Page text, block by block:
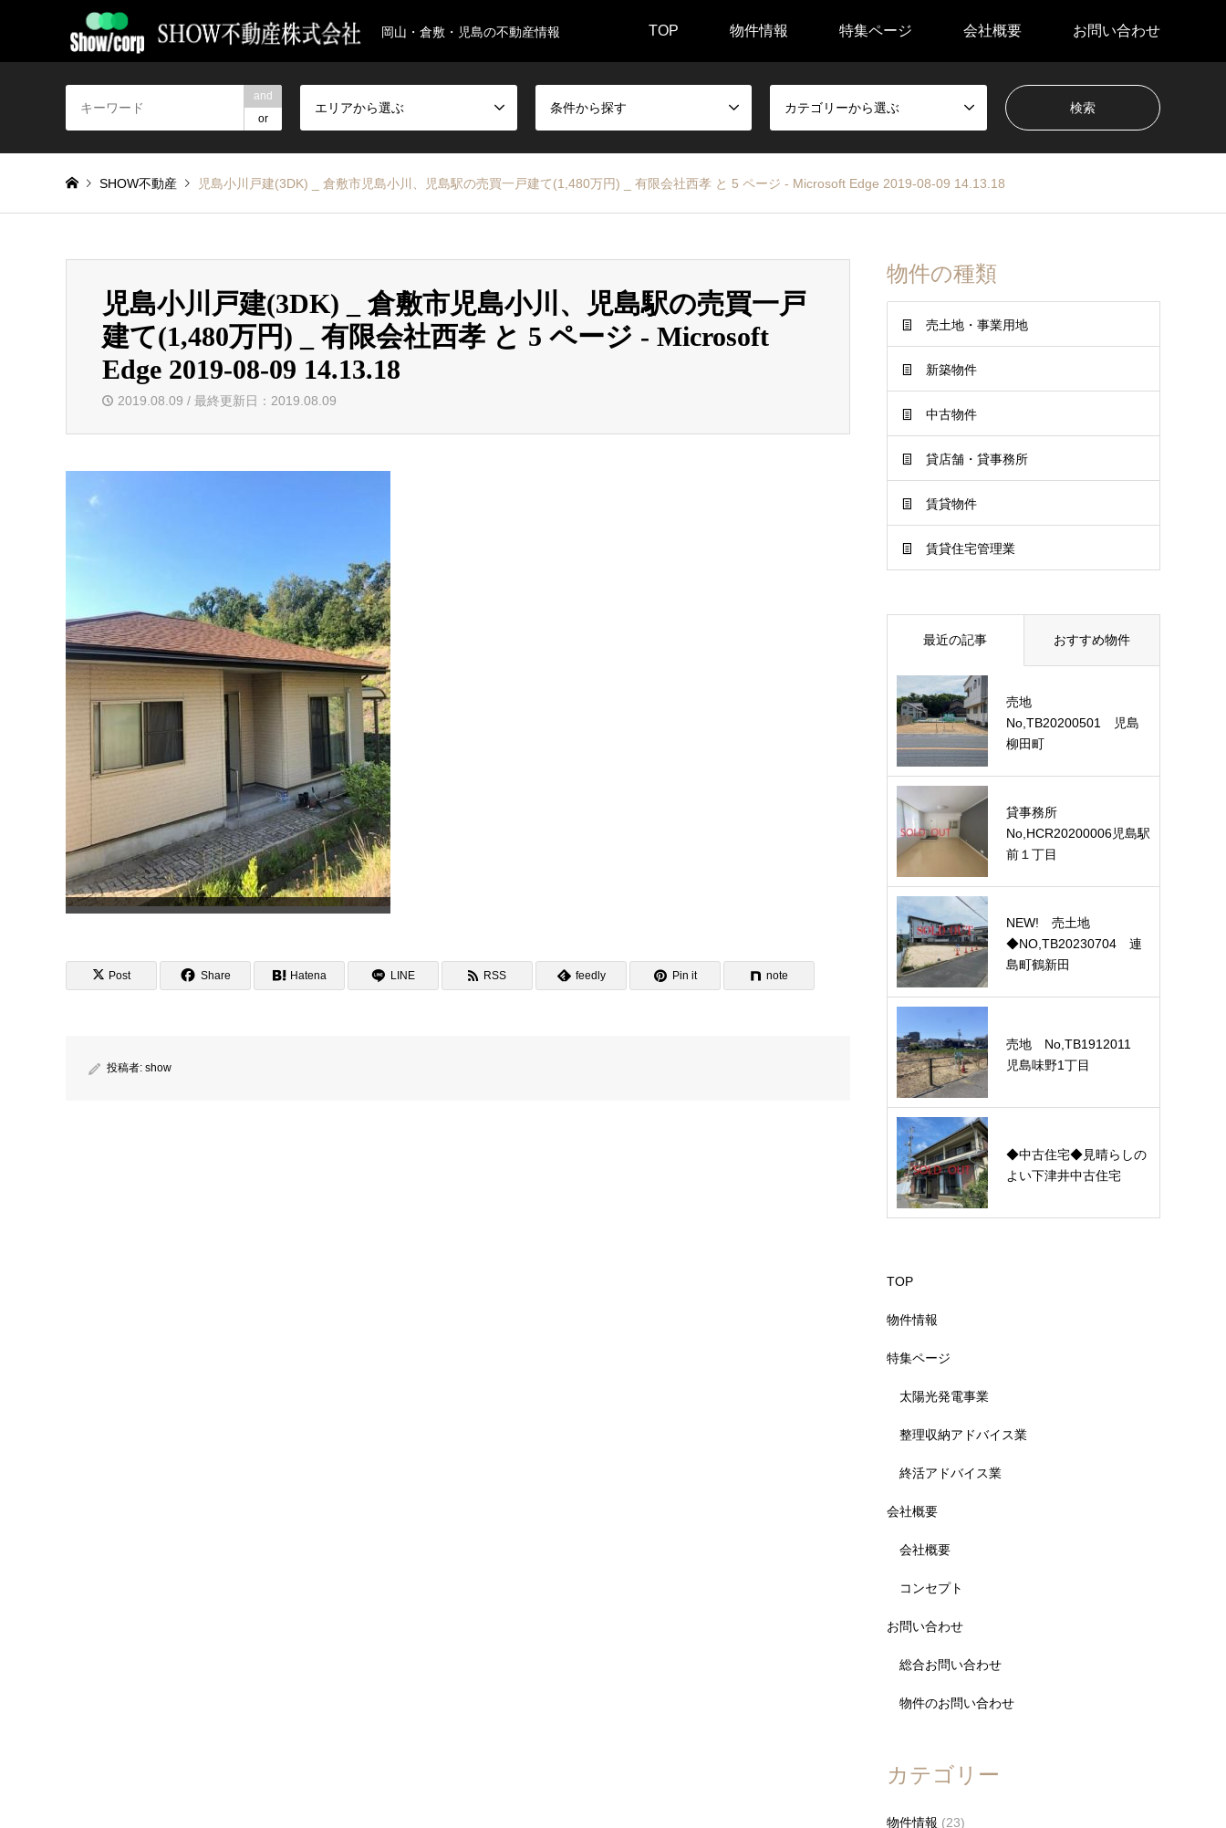
岡山・倉敷・児島の不動産情報 TOP 物件情報 特集ページ 会社概要 お問い合わせ
and
or
エリアから選ぶ 条件から探す カテゴリーから選ぶ
SHOW不動産 児島小川戸建(3DK) _ 倉敷市児島小川、児島駅の売買一戸建て(1,480万円) _ 有限会社西孝 と 5 ページ ‎- Microsoft Edge 2019-08-09 14.13.18
児島小川戸建(3DK) _ 倉敷市児島小川、児島駅の売買一戸
建て(1,480万円) _ 有限会社西孝 と 5 ページ ‎- Microsoft
Edge 2019-08-09 14.13.18
2019.08.09 / 最終更新日：2019.08.09
Post Share Hatena LINE RSS feedly Pin it note
投稿者: show
物件の種類
売土地・事業用地
新築物件
中古物件
貸店舗・貸事務所
賃貸物件
賃貸住宅管理業
最近の記事 おすすめ物件
売地
No,TB20200501 児島
柳田町
貸事務所
No,HCR20200006児島駅
前１丁目
NEW! 売土地
◆NO,TB20230704 連
島町鶴新田
売地 No,TB1912011
児島味野1丁目
◆中古住宅◆見晴らしの
よい下津井中古住宅
TOP
物件情報
特集ページ
太陽光発電事業
整理収納アドバイス業
終活アドバイス業
会社概要
会社概要
コンセプト
お問い合わせ
総合お問い合わせ
物件のお問い合わせ
カテゴリー
物件情報 (23)